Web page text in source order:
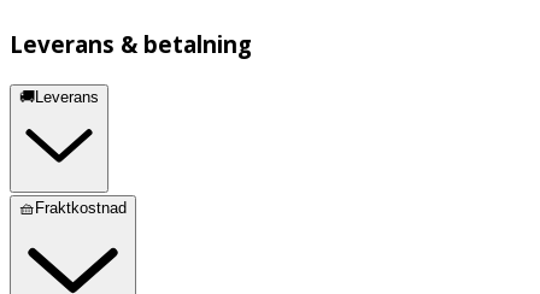
Leverans & betalning
🚚Leverans
🧺Fraktkostnad